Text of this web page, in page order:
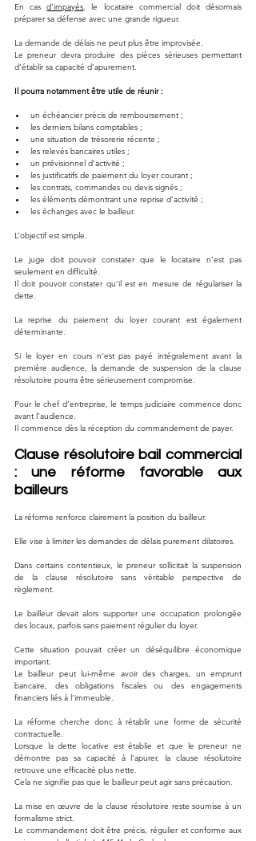
En cas d’impayés , le locataire commercial doit désormais
préparer sa défense avec une grande rigueur.
La demande de délais ne peut plus être improvisée.
Le preneur devra produire des pièces sérieuses permettant
d’établir sa capacité d’apurement.
Il pourra notamment être utile de réunir :
un échéancier précis de remboursement ;
les derniers bilans comptables ;
une situation de trésorerie récente ;
les relevés bancaires utiles ;
un prévisionnel d’activité ;
les justificatifs de paiement du loyer courant ;
les contrats, commandes ou devis signés ;
les éléments démontrant une reprise d’activité ;
les échanges avec le bailleur.
L’objectif est simple.
Le juge doit pouvoir constater que le locataire n’est pas
seulement en difficulté.
Il doit pouvoir constater qu’il est en mesure de régulariser la
dette.
La reprise du paiement du loyer courant est également
déterminante.
Si le loyer en cours n’est pas payé intégralement avant la
première audience, la demande de suspension de la clause
résolutoire pourra être sérieusement compromise.
Pour le chef d’entreprise, le temps judiciaire commence donc
avant l’audience.
Il commence dès la réception du commandement de payer.
Clause résolutoire bail commercial
: une réforme favorable aux
bailleurs
La réforme renforce clairement la position du bailleur.
Elle vise à limiter les demandes de délais purement dilatoires.
Dans certains contentieux, le preneur sollicitait la suspension
de la clause résolutoire sans véritable perspective de
règlement.
Le bailleur devait alors supporter une occupation prolongée
des locaux, parfois sans paiement régulier du loyer.
Cette situation pouvait créer un déséquilibre économique
important.
Le bailleur peut lui-même avoir des charges, un emprunt
bancaire, des obligations fiscales ou des engagements
financiers liés à l’immeuble.
La réforme cherche donc à rétablir une forme de sécurité
contractuelle.
Lorsque la dette locative est établie et que le preneur ne
démontre pas sa capacité à l’apurer, la clause résolutoire
retrouve une efficacité plus nette.
Cela ne signifie pas que le bailleur peut agir sans précaution.
La mise en œuvre de la clause résolutoire reste soumise à un
formalisme strict.
Le commandement doit être précis, régulier et conforme aux